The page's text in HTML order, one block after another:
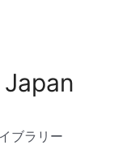
ブラリー